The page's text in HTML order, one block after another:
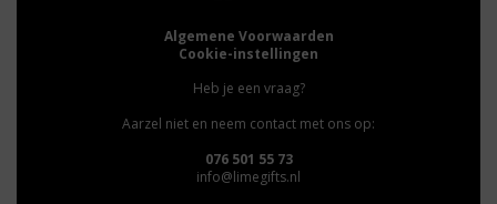
Algemene Voorwaarden
Cookie-instellingen
Heb je een vraag?
Aarzel niet en neem contact met ons op:
076 501 55 73
info@limegifts.nl